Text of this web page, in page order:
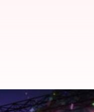
కోడ్‌లు